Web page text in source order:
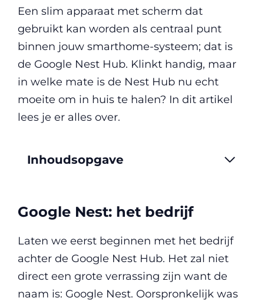
Een slim apparaat met scherm dat
gebruikt kan worden als centraal punt
binnen jouw smarthome-systeem; dat is
de Google Nest Hub. Klinkt handig, maar
in welke mate is de Nest Hub nu echt
moeite om in huis te halen? In dit artikel
lees je er alles over.
Inhoudsopgave
Google Nest: het bedrijf
Laten we eerst beginnen met het bedrijf
achter de Google Nest Hub. Het zal niet
direct een grote verrassing zijn want de
naam is: Google Nest. Oorspronkelijk was